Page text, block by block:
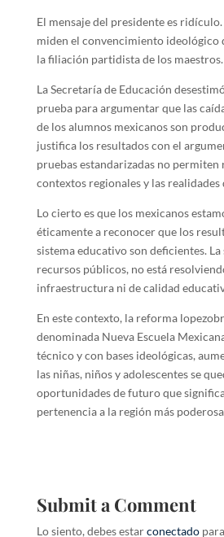
El mensaje del presidente es
miden el convencimiento ideológico
la filiación partidista de los maestros.
La Secretaría de Educación
prueba para argumentar que las
de los alumnos mexicanos son
justifica los resultados con el
pruebas estandarizadas no permiten
contextos regionales y las realidades
Lo cierto es que los mexicanos
éticamente a reconocer que los
sistema educativo son deficientes.
recursos públicos, no está
infraestructura ni de calidad
En este contexto, la reforma
denominada Nueva Escuela
técnico y con bases ideológicas,
las niñas, niños y adolescentes se
oportunidades de futuro que
pertenencia a la región más
Submit a Comment
Lo siento, debes estarconectado